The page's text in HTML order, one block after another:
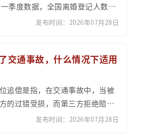
季度数据，全国离婚登记人数同
涉及房产、存款和股权分割的争议
发布时间：2026年07月28日
交通事故，什么情况下适用
追偿是指，在交通事故中，当被
的过错受损，而第三方拒绝赔偿
险公司根据保险合同先行赔付被
发布时间：2026年07月28日